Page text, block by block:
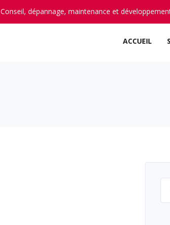
Conseil, dépannage, maintenance et
ACCUEIL